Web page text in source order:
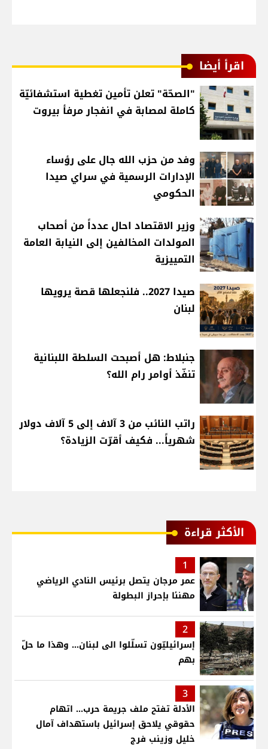
اقرأ أيضا
"الصحّة" تعلن تأمين تغطية استشفائيّة
كاملة لمصابة في انفجار مرفأ بيروت
وفد من حزب الله جال على رؤساء
الإدارات الرسمية في سراي صيدا
الحكومي
وزير الاقتصاد احال عدداً من أصحاب
المولدات المخالفين إلى النيابة العامة
التمييزية
صيدا 2027.. فلنجعلها قصة يرويها
لبنان
جنبلاط: هل أصبحت السلطة اللبنانية
تنفّذ أوامر رام الله؟
راتب النائب من 3 آلاف إلى 5 آلاف دولار
شهرياً... فكيف أقرّت الزيادة؟
الأكثر قراءة
1
عمر مرجان يتصل برئيس النادي الرياضي
مهنئا بإحراز البطولة
2
إسرائيليّون تسلّلوا الى لبنان... وهذا ما حلّ
بهم
3
الأدلة تفتح ملف جريمة حرب... اتهام
حقوقي يلاحق إسرائيل باستهداف آمال
خليل وزينب فرج